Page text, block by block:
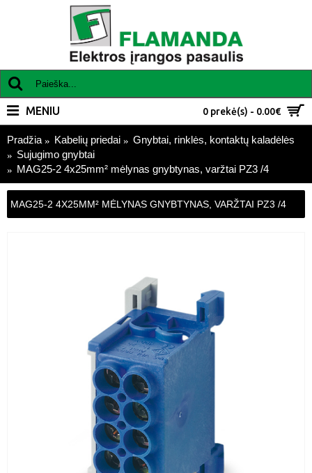
0 prekė(s) - 0.00€
MENIU
Pradžia Kabelių priedai
Gnybtai, rinklės, kontaktų kaladėlės
Sujugimo gnybtai
MAG25-2 4x25mm² mėlynas gnybtynas, varžtai PZ3 /4
MAG25-2 4X25MM² MĖLYNAS GNYBTYNAS, VARŽTAI PZ3 /4